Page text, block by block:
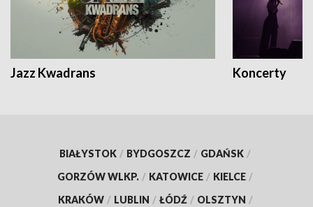
Jazz Kwadrans Koncerty
BIAŁYSTOK / BYDGOSZCZ / GDAŃSK /
GORZÓW WLKP. / KATOWICE / KIELCE /
KRAKÓW / LUBLIN / ŁÓDŹ / OLSZTYN /